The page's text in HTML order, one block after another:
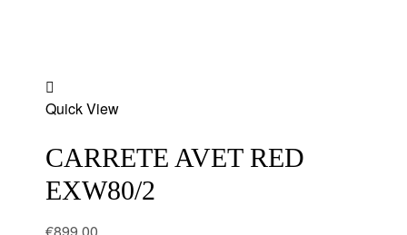
to
Quick View
CARRETE AVET RED
EXW80/2
€899.00